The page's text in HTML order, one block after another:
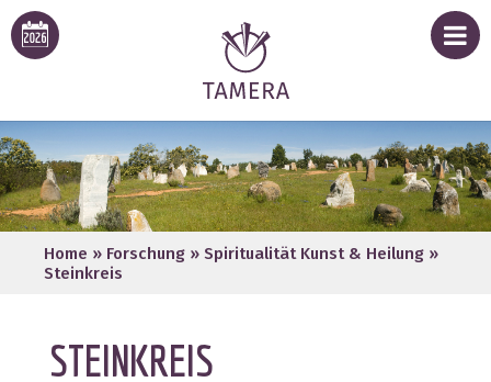
Home » Forschung » Spiritualität Kunst & Heilung »
Steinkreis
STEINKREIS